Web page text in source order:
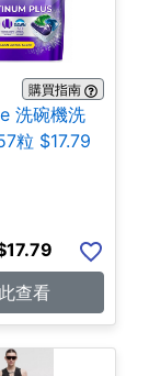
購買指南
洗碗機洗
粒 $17.79
17.79
查看